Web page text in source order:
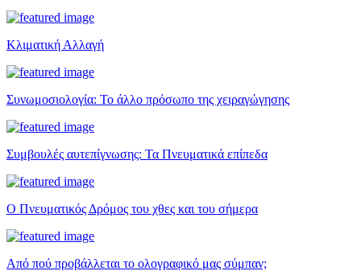
Κλιματική Αλλαγή
Συνωμοσιολογία: Το άλλο πρόσωπο της χειραγώγησης
Συμβουλές αυτεπίγνωσης: Τα Πνευματικά επίπεδα
Ο Πνευματικός Δρόμος του χθες και του σήμερα
Από πού προβάλλεται το ολογραφικό μας σύμπαν;